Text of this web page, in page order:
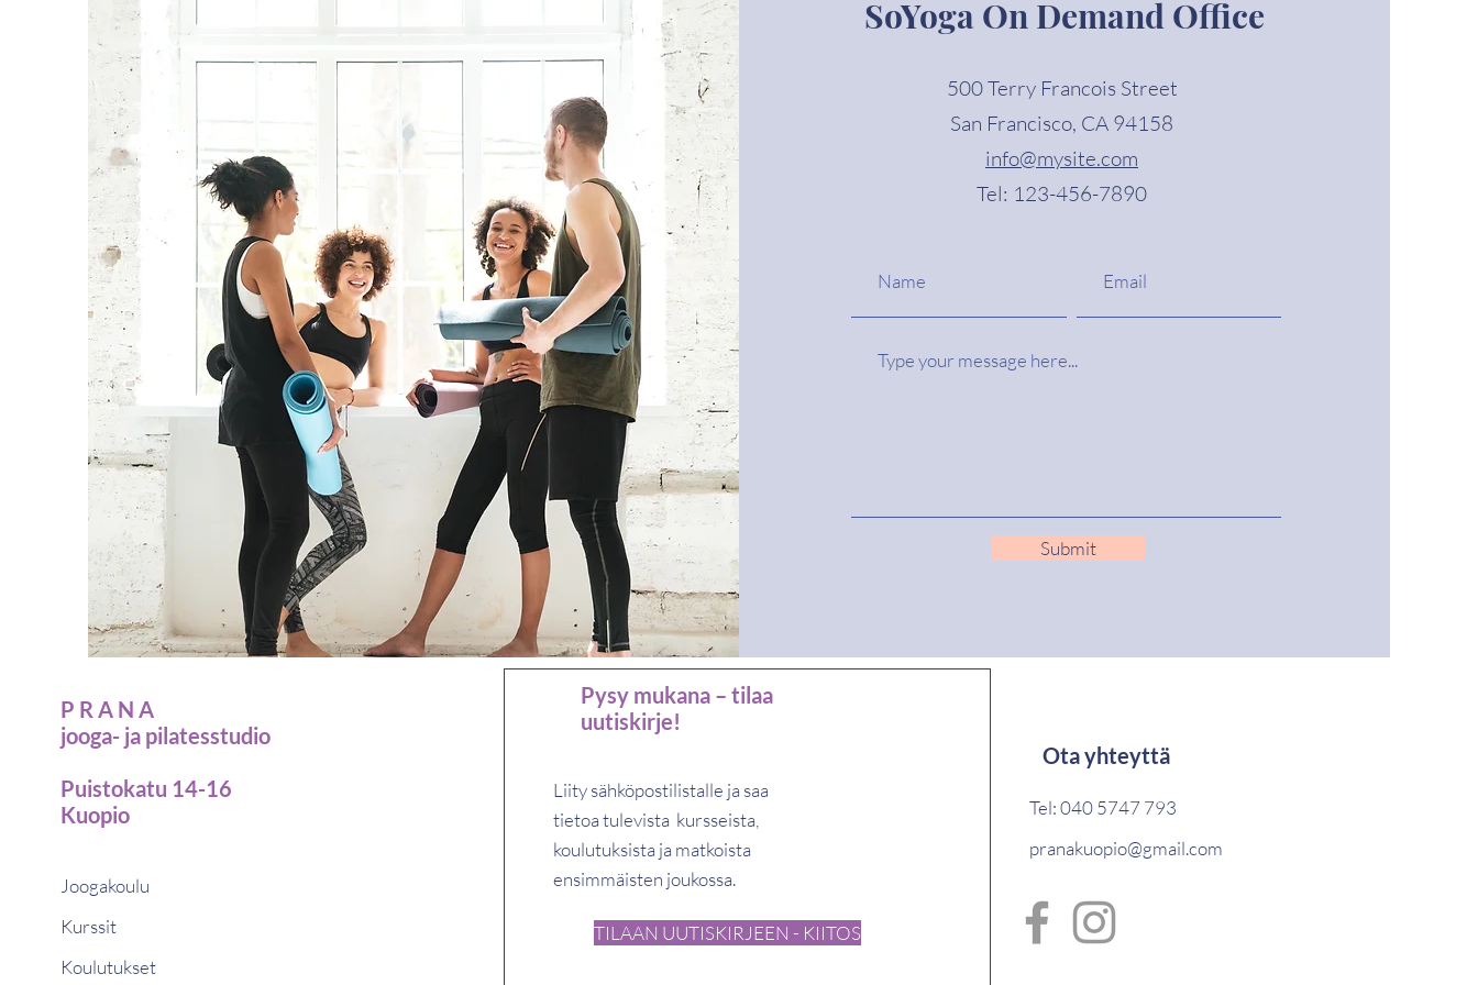
SoYoga On Demand Office
500 Terry Francois Street
San Francisco, CA 94158
info@mysite.com
Tel: 123-456-7890
Submit
P R A N A
jooga- ja pilatesstudio
Puistokatu 14-16
Kuopio
Joogakoulu
Kurssit
Koulutukset
Pysy mukana – tilaa
uutiskirje!
Liity sähköpostilistalle ja saa
tietoa tulevista kursseista,
koulutuksista ja matkoista
ensimmäisten joukossa.
TILAAN UUTISKIRJEEN - KIITOS
Ota yhteyttä
Tel: 040 5747 793
pranakuopio@gmail.com